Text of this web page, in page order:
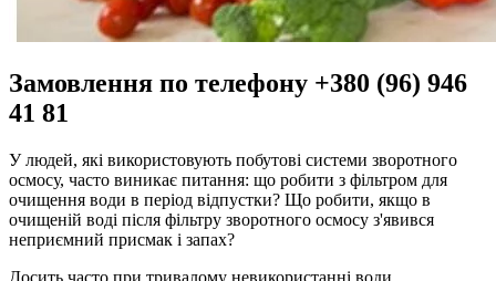
Замовлення по телефону +380 (96) 946
41 81
У людей, які використовують побутові системи зворотного
осмосу, часто виникає питання: що робити з фільтром для
очищення води в період відпустки? Що робити, якщо в
очищеній воді після фільтру зворотного осмосу з'явився
неприємний присмак і запах?
Досить часто при тривалому невикористанні води